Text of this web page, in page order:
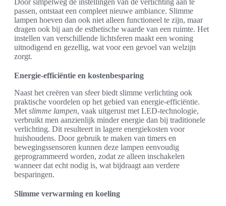
Door simpelweg de instellingen van de verlichting aan te
passen, ontstaat een compleet nieuwe ambiance. Slimme
lampen hoeven dan ook niet alleen functioneel te zijn, maar
dragen ook bij aan de esthetische waarde van een ruimte. Het
instellen van verschillende lichtsferen maakt een woning
uitnodigend en gezellig, wat voor een gevoel van welzijn
zorgt.
Energie-efficiëntie en kostenbesparing
Naast het creëren van sfeer biedt slimme verlichting ook
praktische voordelen op het gebied van energie-efficiëntie.
Met slimme lampen, vaak uitgerust met LED-technologie,
verbruikt men aanzienlijk minder energie dan bij traditionele
verlichting. Dit resulteert in lagere energiekosten voor
huishoudens. Door gebruik te maken van timers en
bewegingssensoren kunnen deze lampen eenvoudig
geprogrammeerd worden, zodat ze alleen inschakelen
wanneer dat echt nodig is, wat bijdraagt aan verdere
besparingen.
Slimme verwarming en koeling